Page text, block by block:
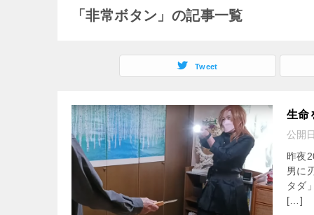
「非常ボタン」の記事一覧
Tweet
生命
公開
昨夜
男に
タダ
[…]